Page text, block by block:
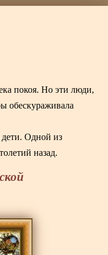
покоя. Но эти люди,
обескураживала
дети. Одной из
назад.